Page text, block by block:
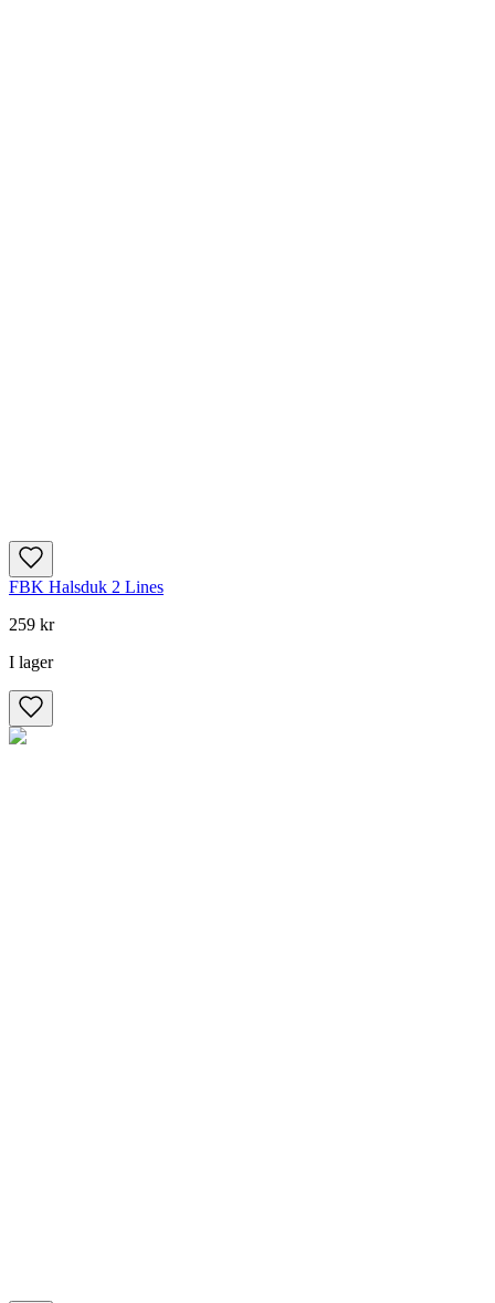
FBK Halsduk 2 Lines
259 kr
I lager